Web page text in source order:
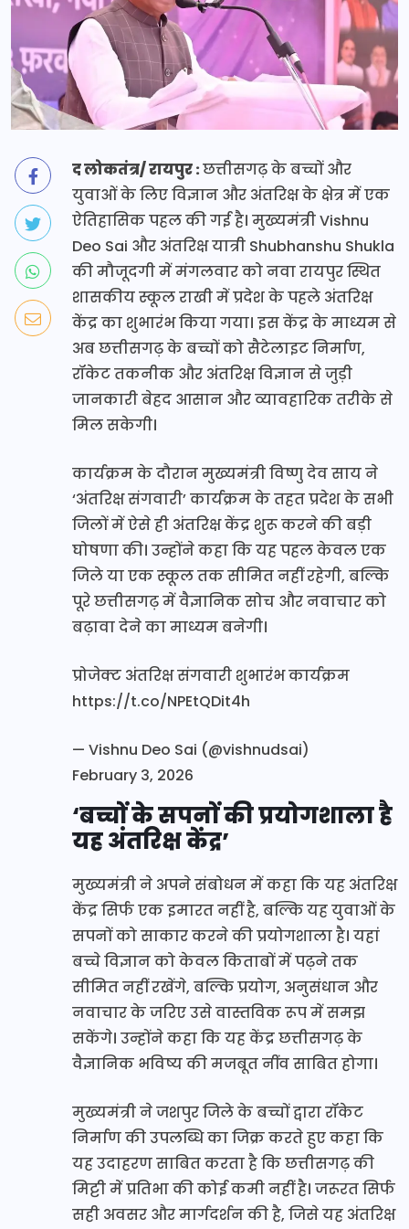
द लोकतंत्र/ रायपुर :छत्तीसगढ़ के बच्चों और
युवाओं के लिए विज्ञान और अंतरिक्ष के क्षेत्र में एक
ऐतिहासिक पहल की गई है। मुख्यमंत्री Vishnu
Deo Sai और अंतरिक्ष यात्री Shubhanshu Shukla
की मौजूदगी में मंगलवार को नवा रायपुर स्थित
शासकीय स्कूल राखी में प्रदेश के पहले अंतरिक्ष
केंद्र का शुभारंभ किया गया। इस केंद्र के माध्यम से
अब छत्तीसगढ़ के बच्चों को सैटेलाइट निर्माण,
रॉकेट तकनीक और अंतरिक्ष विज्ञान से जुड़ी
जानकारी बेहद आसान और व्यावहारिक तरीके से
मिल सकेगी।
कार्यक्रम के दौरान मुख्यमंत्री विष्णु देव साय ने
‘अंतरिक्ष संगवारी’ कार्यक्रम के तहत प्रदेश के सभी
जिलों में ऐसे ही अंतरिक्ष केंद्र शुरू करने की बड़ी
घोषणा की। उन्होंने कहा कि यह पहल केवल एक
जिले या एक स्कूल तक सीमित नहीं रहेगी, बल्कि
पूरे छत्तीसगढ़ में वैज्ञानिक सोच और नवाचार को
बढ़ावा देने का माध्यम बनेगी।
प्रोजेक्ट अंतरिक्ष संगवारी शुभारंभ कार्यक्रम
https://t.co/NPEtQDit4h
— Vishnu Deo Sai (@vishnudsai)
February 3, 2026
‘बच्चों के सपनों की प्रयोगशाला है
यह अंतरिक्ष केंद्र’
मुख्यमंत्री ने अपने संबोधन में कहा कि यह अंतरिक्ष
केंद्र सिर्फ एक इमारत नहीं है, बल्कि यह युवाओं के
सपनों को साकार करने की प्रयोगशाला है। यहां
बच्चे विज्ञान को केवल किताबों में पढ़ने तक
सीमित नहीं रखेंगे, बल्कि प्रयोग, अनुसंधान और
नवाचार के जरिए उसे वास्तविक रूप में समझ
सकेंगे। उन्होंने कहा कि यह केंद्र छत्तीसगढ़ के
वैज्ञानिक भविष्य की मजबूत नींव साबित होगा।
मुख्यमंत्री ने जशपुर जिले के बच्चों द्वारा रॉकेट
निर्माण की उपलब्धि का जिक्र करते हुए कहा कि
यह उदाहरण साबित करता है कि छत्तीसगढ़ की
मिट्टी में प्रतिभा की कोई कमी नहीं है। जरूरत सिर्फ
सही अवसर और मार्गदर्शन की है, जिसे यह अंतरिक्ष